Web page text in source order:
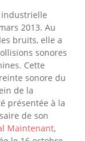
industrielle
2013. Au
bruits, elle a
sonores
Cette
sonore du
de la
présentée à la
de son
Maintenant,